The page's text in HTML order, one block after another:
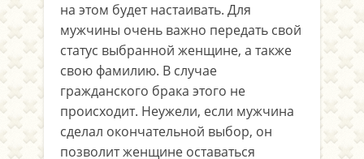
на этом будет настаивать. Для
мужчины очень важно передать свой
статус выбранной женщине, а также
свою фамилию. В случае
гражданского брака этого не
происходит. Неужели, если мужчина
сделал окончательной выбор, он
позволит женщине оставаться